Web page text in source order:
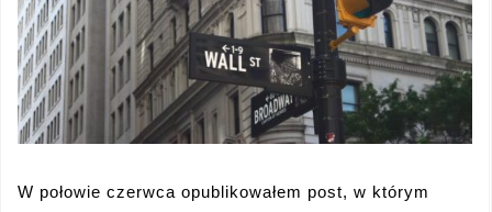
W połowie czerwca opublikowałem post, w którym